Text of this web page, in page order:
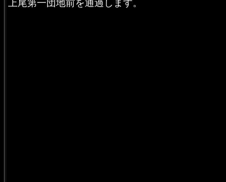
上尾第一団地前を通過します。